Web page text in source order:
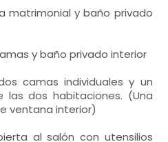
matrimonial y baño privado
y baño privado interior
camas individuales y un
dos habitaciones. (Una
ventana interior)
al salón con utensilios